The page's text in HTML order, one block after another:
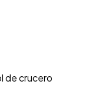
de crucero